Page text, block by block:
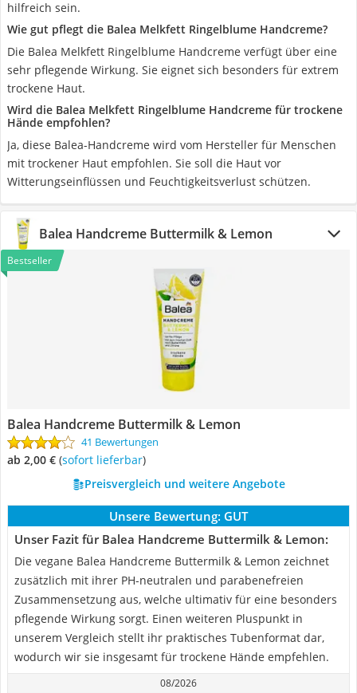
hilfreich sein.
Wie gut pflegt die Balea Melkfett Ringelblume Handcreme?
Die Balea Melkfett Ringelblume Handcreme verfügt über eine
sehr pflegende Wirkung. Sie eignet sich besonders für extrem
trockene Haut.
Wird die Balea Melkfett Ringelblume Handcreme für trockene
Hände empfohlen?
Ja, diese Balea-Handcreme wird vom Hersteller für Menschen
mit trockener Haut empfohlen. Sie soll die Haut vor
Witterungseinflüssen und Feuchtigkeitsverlust schützen.
Balea Handcreme Buttermilk & Lemon
Bestseller
Balea Handcreme Buttermilk & Lemon
41 Bewertungen
ab 2,00 € ( Sofort lieferbar)
Preisvergleich und weitere Angebote
Unsere Bewertung: GUT
Unser Fazit für Balea Handcreme Buttermilk & Lemon:
Die vegane Balea Handcreme Buttermilk & Lemon zeichnet
zusätzlich mit ihrer PH-neutralen und parabenefreien
Zusammensetzung aus, welche ultimativ für eine besonders
pflegende Wirkung sorgt. Einen weiteren Pluspunkt in
unserem Vergleich stellt ihr praktisches Tubenformat dar,
wodurch wir sie insgesamt für trockene Hände empfehlen.
08/2026